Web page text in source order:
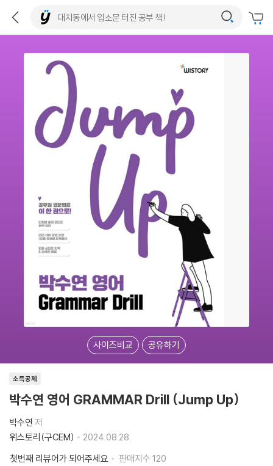
사이즈비교 공유하기
소득공제
박수연 영어 GRAMMAR Drill (Jump Up)
박수연 저
위스토리(구CEM)
2024.08.28.
첫번째 리뷰어가 되어주세요
판매지수 120